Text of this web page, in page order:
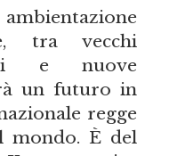
tra vecchi
e nuove
un futuro in
regge
mondo. È del